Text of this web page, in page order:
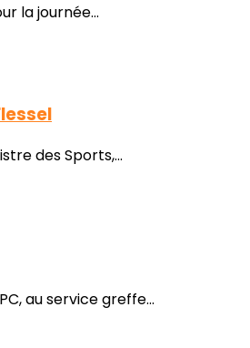
la journée...
des Sports,...
au service greffe...